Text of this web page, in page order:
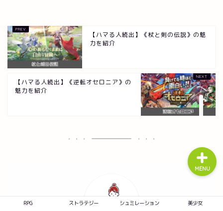
【ハマる人続出】《杖と剣の伝説》の魅
力を紹介
【ハマる人続出】《逆転オセロニア》の
魅力を紹介
RPG ストラテジー シュミレーション 美少女
MENU
シュミレーション
美少女